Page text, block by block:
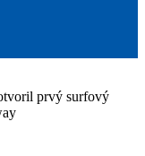
prvý surfový